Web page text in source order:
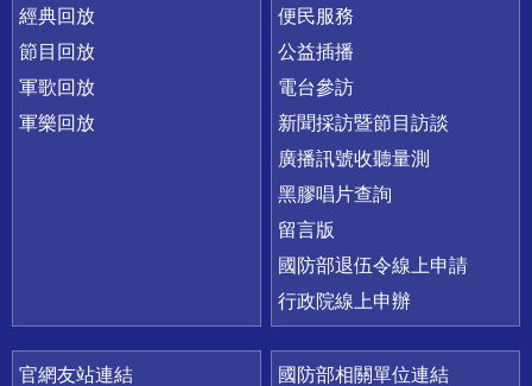
經典回放
節目回放
軍歌回放
軍樂回放
便民服務
公益插播
電台參訪
新聞採訪暨節目訪談
廣播訊號收聽量測
黑膠唱片查詢
留言版
國防部退伍令線上申請
行政院線上申辦
官網友站連結
國防部相關單位連結